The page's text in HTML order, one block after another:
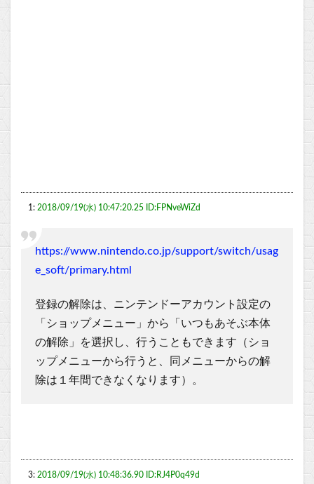
1: 2018/09/19(水) 10:47:20.25 ID:FPNveWiZd
https://www.nintendo.co.jp/support/switch/usag
e_soft/primary.html
登録の解除は、ニンテンドーアカウント設定の
「ショップメニュー」から「いつもあそぶ本体
の解除」を選択し、行うこともできます（ショ
ップメニューから行うと、同メニューからの解
除は１年間できなくなります）。
3: 2018/09/19(水) 10:48:36.90 ID:RJ4P0q49d